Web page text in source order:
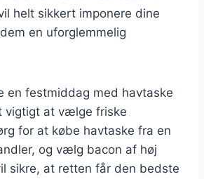
helt sikkert imponere dine
en uforglemmelig
en festmiddag med havtaske
vigtigt at vælge friske
for at købe havtaske fra en
og vælg bacon af høj
sikre, at retten får den bedste